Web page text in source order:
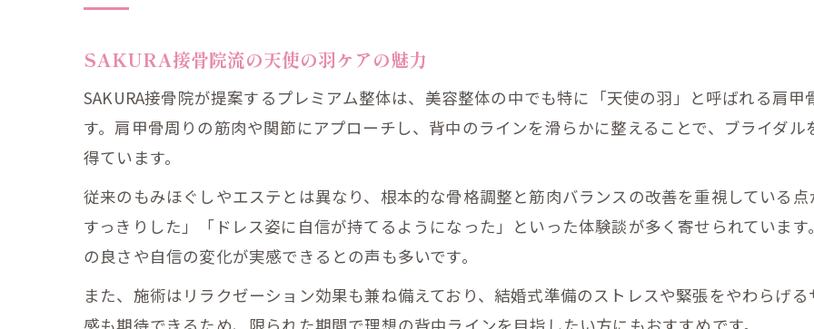
SAKURA接骨院流の天使の羽ケアの魅力
SAKURA接骨院が提案するプレミアム整体は、美容整体の中でも特に「天使の羽」と呼ばれる肩
す。肩甲骨周りの筋肉や関節にアプローチし、背中のラインを滑らかに整えることで、ブライダ
得ています。
従来のもみほぐしやエステとは異なり、根本的な骨格調整と筋肉バランスの改善を重視している
すっきりした」「ドレス姿に自信が持てるようになった」といった体験談が多く寄せられていま
の良さや自信の変化が実感できるとの声も多いです。
また、施術はリラクゼーション効果も兼ね備えており、結婚式準備のストレスや緊張をやわらげ